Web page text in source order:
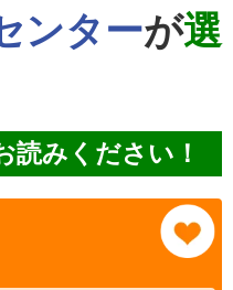
ンターが選
読みください！